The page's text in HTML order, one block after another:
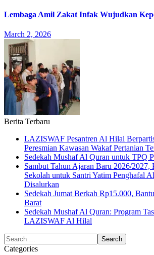
Lembaga Amil Zakat Infak Wujudkan
March 2, 2026
Berita Terbaru
LAZISWAF Pesantren Al Hilal
Peresmian Kawasan Wakaf Pertanian
Sedekah Mushaf Al Quran untuk TPQ
Sambut Tahun Ajaran Baru 2026/2027,
Sekolah untuk Santri Yatim Penghafal
Disalurkan
Sedekah Jumat Berkah Rp15.000,
Barat
Sedekah Mushaf Al Quran: Program
LAZISWAF Al Hilal
Categories